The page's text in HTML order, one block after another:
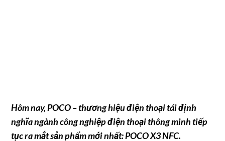
Hôm nay, POCO – thương hiệu điện thoại tái định
nghĩa ngành công nghiệp điện thoại thông minh tiếp
tục ra mắt sản phẩm mới nhất: POCO X3 NFC.